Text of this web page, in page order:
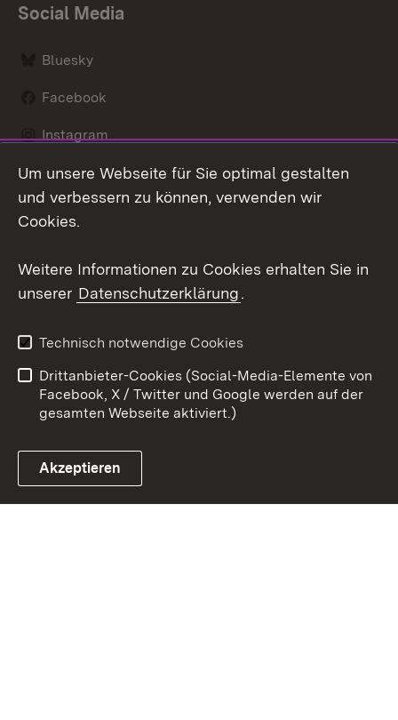
Social Media
Bluesky
Facebook
Instagram
LinkedIn
Link zum Landesportal
Datenschutz
Barrierefreiheit
Impressum
Cookies
Um unsere Webseite für Sie optimal gestalten
und verbessern zu können, verwenden wir
Cookies.
Weitere Informationen zu Cookies erhalten Sie in
unserer Datenschutzerklärung.
Technisch notwendige Cookies
Drittanbieter-Cookies (Social-Media-Elemente von
Facebook, X / Twitter und Google werden auf der
gesamten Webseite aktiviert.)
Akzeptieren